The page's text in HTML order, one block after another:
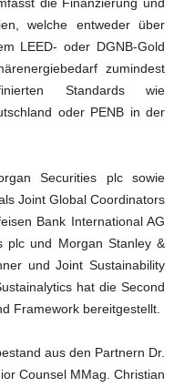
die Finanzierung und
welche entweder über
LEED- oder DGNB-Gold
zumindest
Standards wie
oder PENB in der
Securities plc sowie
Joint Global Coordinators
Bank International AG
plc und Morgan Stanley &
und Joint Sustainability
hat die Second
Framework bereitgestellt.
aus den Partnern Dr.
Counsel MMag. Christian